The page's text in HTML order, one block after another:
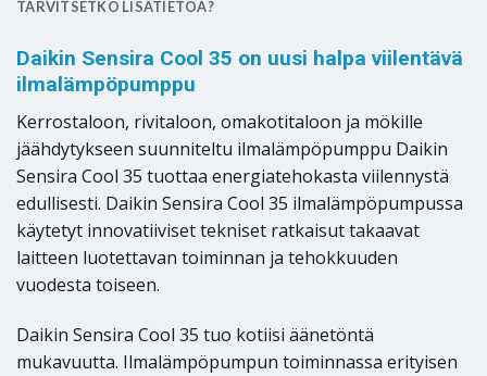
TARVITSETKO LISÄTIETOA?
Daikin Sensira Cool 35 on uusi halpa viilentävä
ilmalämpöpumppu
Kerrostaloon, rivitaloon, omakotitaloon ja mökille
jäähdytykseen suunniteltu ilmalämpöpumppu Daikin
Sensira Cool 35 tuottaa energiatehokasta viilennystä
edullisesti. Daikin Sensira Cool 35 ilmalämpöpumpussa
käytetyt innovatiiviset tekniset ratkaisut takaavat
laitteen luotettavan toiminnan ja tehokkuuden
vuodesta toiseen.
Daikin Sensira Cool 35 tuo kotiisi äänetöntä
mukavuutta. Ilmalämpöpumpun toiminnassa erityisen